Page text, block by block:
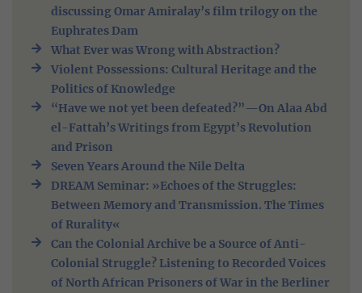
discussing Omar Amiralay’s film trilogy on the
Euphrates Dam
What Ever was Wrong with Abstraction?
Violent Possessions: Cultural Heritage and the
Politics of Knowledge
“Have we not yet been defeated?”—On Alaa Abd
el-Fattah’s Writings from Egypt’s Revolution
and Prison
Seven Years Around the Nile Delta
DREAM Seminar: »Echoes of the Struggles:
Between Memory and Transmission. The Times
of Rurality«
Can the Colonial Archive be a Source of Anti-
Colonial Struggle? Listening to Recorded Voices
of North African Prisoners of War in the Berliner